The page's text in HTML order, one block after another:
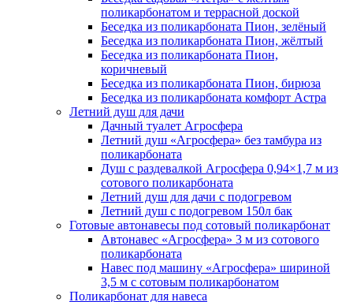
поликарбонатом и террасной доской
Беседка из поликарбоната Пион, зелёный
Беседка из поликарбоната Пион, жёлтый
Беседка из поликарбоната Пион,
коричневый
Беседка из поликарбоната Пион, бирюза
Беседка из поликарбоната комфорт Астра
Летний душ для дачи
Дачный туалет Агросфера
Летний душ «Агросфера» без тамбура из
поликарбоната
Душ с раздевалкой Агросфера 0,94×1,7 м из
сотового поликарбоната
Летний душ для дачи с подогревом
Летний душ с подогревом 150л бак
Готовые автонавесы под сотовый поликарбонат
Автонавес «Агросфера» 3 м из сотового
поликарбоната
Навес под машину «Агросфера» шириной
3,5 м с сотовым поликарбонатом
Поликарбонат для навеса